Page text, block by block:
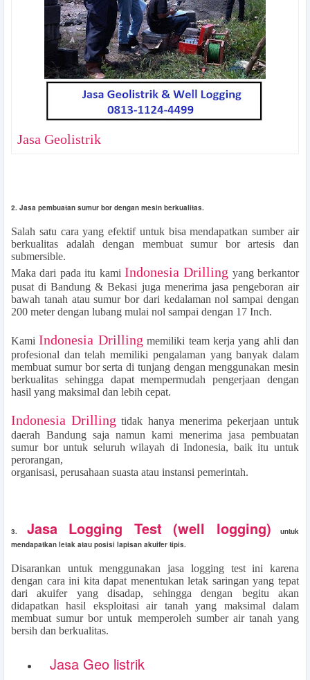
Jasa Geolistrik
2. Jasa pembuatan sumur bor dengan mesin berkualitas.
Salah satu cara yang efektif untuk bisa mendapatkan sumber air
berkualitas adalah dengan membuat sumur bor artesis dan
submersible.
Maka dari pada itu kami Indonesia Drilling yang berkantor
pusat di Bandung & Bekasi juga menerima jasa pengeboran air
bawah tanah atau sumur bor dari kedalaman nol sampai dengan
200 meter dengan lubang mulai nol sampai dengan 17 Inch.
Kami Indonesia Drilling memiliki team kerja yang ahli dan
profesional dan telah memiliki pengalaman yang banyak dalam
membuat sumur bor serta di tunjang dengan menggunakan mesin
berkualitas sehingga dapat mempermudah pengerjaan dengan
hasil yang maksimal dan lebih cepat.
Indonesia Drilling tidak hanya menerima pekerjaan untuk
daerah Bandung saja namun kami menerima jasa pembuatan
sumur bor untuk seluruh wilayah di Indonesia, baik itu untuk
perorangan,
organisasi, perusahaan suasta atau instansi pemerintah.
3. Jasa Logging Test (well logging) untuk
mendapatkan letak atau posisi lapisan akuifer tipis.
Disarankan untuk menggunakan jasa logging test ini karena
dengan cara ini kita dapat menentukan letak saringan yang tepat
dari akuifer yang disadap, sehingga dengan begitu akan
didapatkan hasil eksploitasi air tanah yang maksimal dalam
membuat sumur bor untuk memperoleh sumber air tanah yang
bersih dan berkualitas.
Jasa Geo listrik